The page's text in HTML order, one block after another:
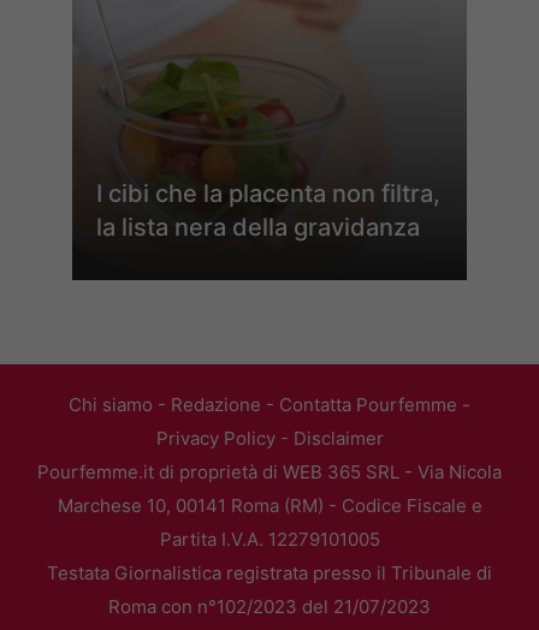
I cibi che la placenta non filtra,
la lista nera della gravidanza
Chi siamo - Redazione - Contatta Pourfemme -
Privacy Policy- Disclaimer
Pourfemme.it di proprietà di WEB 365 SRL - Via Nicola
Marchese 10, 00141 Roma (RM) - Codice Fiscale e
Partita I.V.A. 12279101005
Testata Giornalistica registrata presso il Tribunale di
Roma con n°102/2023 del 21/07/2023